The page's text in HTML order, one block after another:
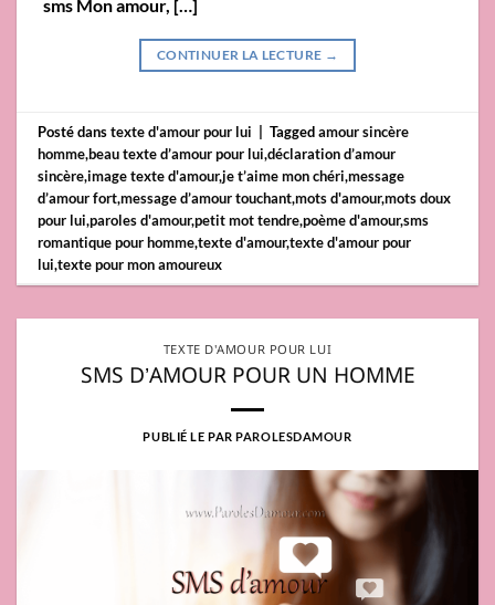
sms Mon amour, […]
CONTINUER LA LECTURE →
Posté danstexte d'amour pour lui Taggedamour sincère
homme,beau texte d’amour pour lui,déclaration d’amour
sincère,image texte d'amour,je t’aime mon chéri,message
d’amour fort,message d’amour touchant,mots d'amour,mots doux
pour lui,paroles d'amour,petit mot tendre,poème d'amour,sms
romantique pour homme,texte d'amour,texte d'amour pour
lui,texte pour mon amoureux
TEXTE D'AMOUR POUR LUI
SMS D’AMOUR POUR UN HOMME
PUBLIÉ LEPARPAROLESDAMOUR